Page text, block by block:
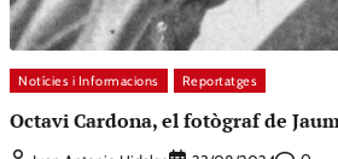
Notícies i Informacions Reportatges
Octavi Cardona, el fotògraf de